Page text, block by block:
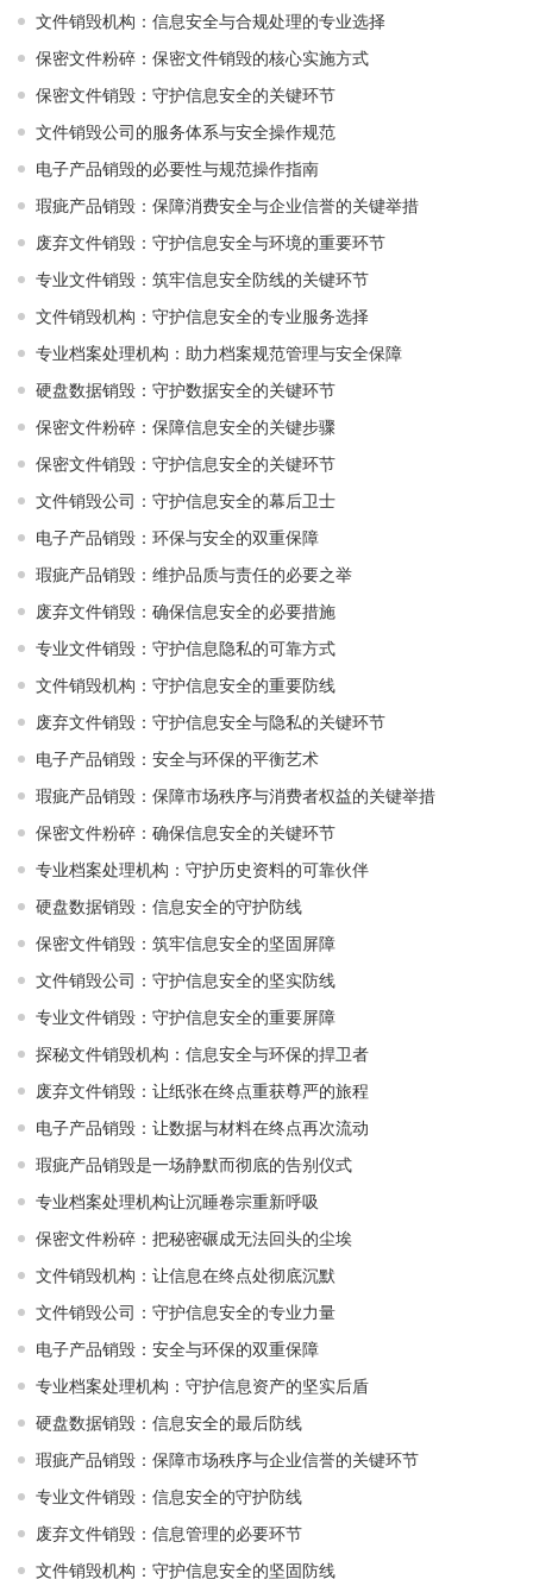
文件销毁机构：信息安全与合规处理的专业选择
保密文件粉碎：保密文件销毁的核心实施方式
保密文件销毁：守护信息安全的关键环节
文件销毁公司的服务体系与安全操作规范
电子产品销毁的必要性与规范操作指南
瑕疵产品销毁：保障消费安全与企业信誉的关键举措
废弃文件销毁：守护信息安全与环境的重要环节
专业文件销毁：筑牢信息安全防线的关键环节
文件销毁机构：守护信息安全的专业服务选择
专业档案处理机构：助力档案规范管理与安全保障
硬盘数据销毁：守护数据安全的关键环节
保密文件粉碎：保障信息安全的关键步骤
保密文件销毁：守护信息安全的关键环节
文件销毁公司：守护信息安全的幕后卫士
电子产品销毁：环保与安全的双重保障
瑕疵产品销毁：维护品质与责任的必要之举
废弃文件销毁：确保信息安全的必要措施
专业文件销毁：守护信息隐私的可靠方式
文件销毁机构：守护信息安全的重要防线
废弃文件销毁：守护信息安全与隐私的关键环节
电子产品销毁：安全与环保的平衡艺术
瑕疵产品销毁：保障市场秩序与消费者权益的关键举措
保密文件粉碎：确保信息安全的关键环节
专业档案处理机构：守护历史资料的可靠伙伴
硬盘数据销毁：信息安全的守护防线
保密文件销毁：筑牢信息安全的坚固屏障
文件销毁公司：守护信息安全的坚实防线
专业文件销毁：守护信息安全的重要屏障
探秘文件销毁机构：信息安全与环保的捍卫者
废弃文件销毁：让纸张在终点重获尊严的旅程
电子产品销毁：让数据与材料在终点再次流动
瑕疵产品销毁是一场静默而彻底的告别仪式
专业档案处理机构让沉睡卷宗重新呼吸
保密文件粉碎：把秘密碾成无法回头的尘埃
文件销毁机构：让信息在终点处彻底沉默
文件销毁公司：守护信息安全的专业力量
电子产品销毁：安全与环保的双重保障
专业档案处理机构：守护信息资产的坚实后盾
硬盘数据销毁：信息安全的最后防线
瑕疵产品销毁：保障市场秩序与企业信誉的关键环节
专业文件销毁：信息安全的守护防线
废弃文件销毁：信息管理的必要环节
文件销毁机构：守护信息安全的坚固防线